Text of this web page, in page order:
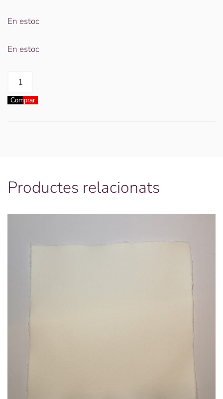
En estoc
En estoc
quantitat
TARGETA
Comprar
Productes relacionats